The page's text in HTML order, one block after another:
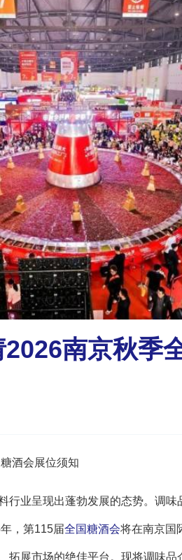
南京秋季
酒会展位须知
行业呈现出蓬勃发展的态势。调
，第115届全国糖酒会将在南京国
拓展市场的绝佳平台。现将调味品